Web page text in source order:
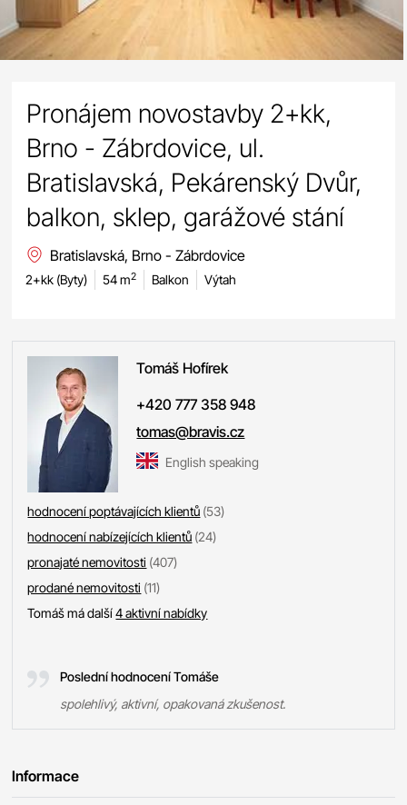
Pronájem novostavby 2+kk,
Brno - Zábrdovice, ul.
Bratislavská, Pekárenský Dvůr,
balkon, sklep, garážové stání
Bratislavská, Brno - Zábrdovice
2+kk (Byty) 54 m2 Balkon Výtah
Tomáš Hofírek
+420 777 358 948
tomas@bravis.cz
English speaking
hodnocení poptávajících klientů (53)
hodnocení nabízejících klientů (24)
pronajaté nemovitosti (407)
prodané nemovitosti (11)
Tomáš má další4 aktivní nabídky
Poslední hodnocení Tomáše
spolehlivý, aktivní, opakovaná zkušenost.
Informace